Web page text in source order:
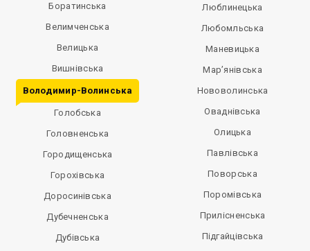
Боратинська
Велимченська
Велицька
Вишнівська
Володимир-Волинська
Голобська
Головненська
Городищенська
Горохівська
Доросинівська
Дубечненська
Дубівська
Люблинецька
Любомльська
Маневицька
Мар’янівська
Нововолинська
Оваднівська
Олицька
Павлівська
Поворська
Поромівська
Прилісненська
Підгайцівська